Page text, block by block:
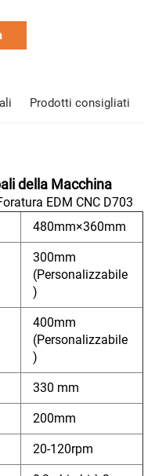
Prodotti consigliati
della Macchina
EDM CNC D703
480mm×360mm
300mm
(Personalizzabile
)
400mm
(Personalizzabile
)
330 mm
200mm
20-120rpm